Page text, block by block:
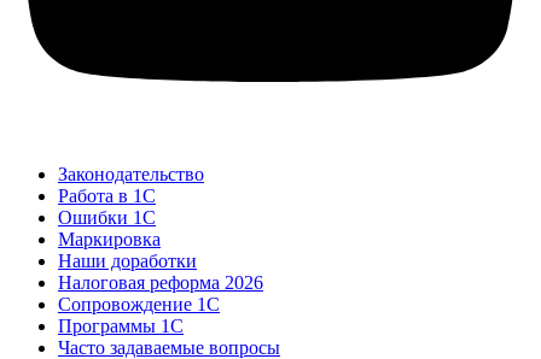
Законодательство
Работа в 1С
Ошибки 1С
Маркировка
Наши доработки
Налоговая реформа 2026
Сопровождение 1С
Программы 1С
Часто задаваемые вопросы